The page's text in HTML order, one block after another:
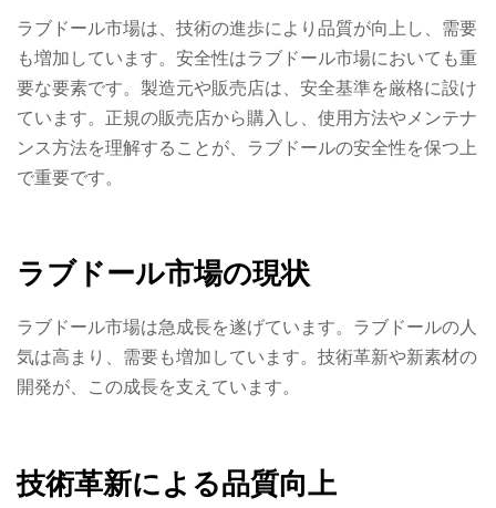
ラブドール市場は、技術の進歩により品質が向上し、需要
も増加しています。安全性はラブドール市場においても重
要な要素です。製造元や販売店は、安全基準を厳格に設け
ています。正規の販売店から購入し、使用方法やメンテナ
ンス方法を理解することが、ラブドールの安全性を保つ上
で重要です。
ラブドール市場の現状
ラブドール市場は急成長を遂げています。ラブドールの人
気は高まり、需要も増加しています。技術革新や新素材の
開発が、この成長を支えています。
技術革新による品質向上